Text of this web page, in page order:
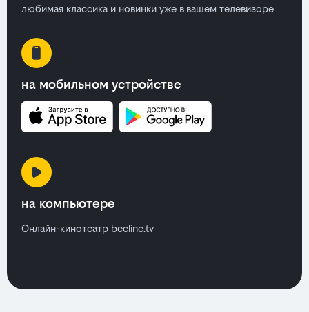
любимая классика и новинки уже в вашем телевизоре
на мобильном устройстве
на компьютере
Онлайн-кинотеатр beeline.tv